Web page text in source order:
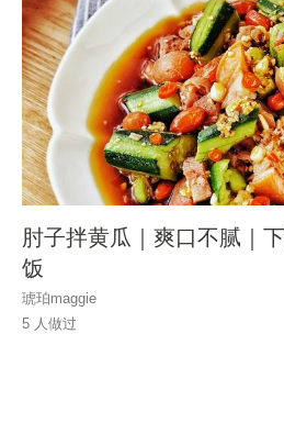
肘子拌黄瓜｜爽口不腻｜
饭
琥珀maggie
5 人做过